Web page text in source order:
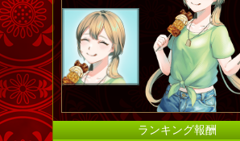
ランキング報酬